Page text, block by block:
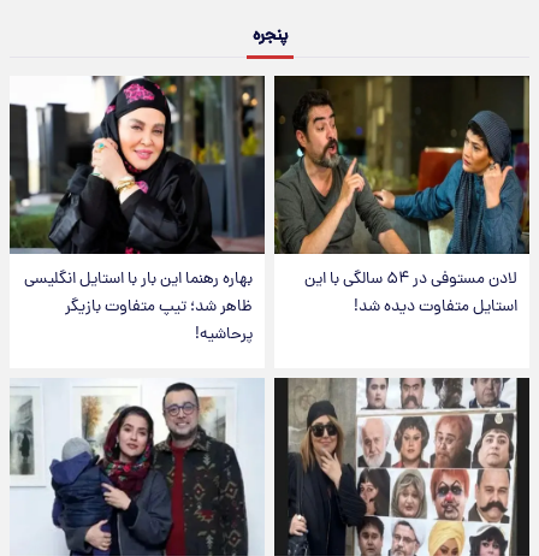
پنجره
لادن مستوفی در ۵۴ سالگی با این
استایل متفاوت دیده شد!
بهاره رهنما این بار با استایل انگلیسی
ظاهر شد؛ تیپ متفاوت بازیگر
پرحاشیه!